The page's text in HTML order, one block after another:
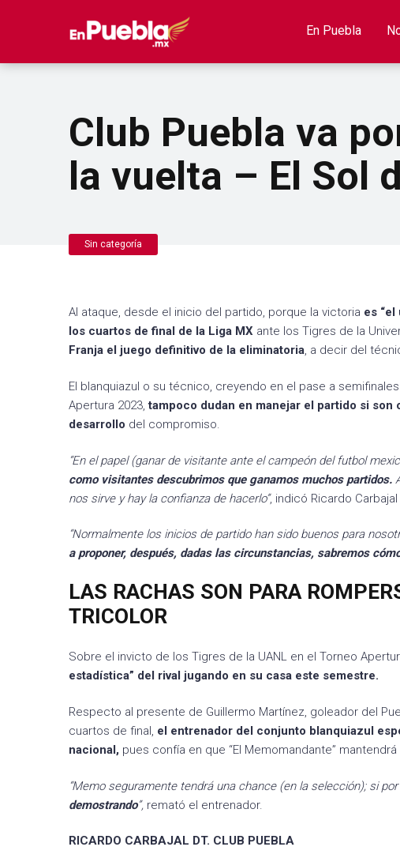
En Puebla
Club Puebla va
la vuelta – El Sol
Sin categoría
Al ataque, desde el inicio del partido, porque la victoria es
los cuartos de final de la Liga MX ante los Tigres de la
Franja el juego definitivo de la eliminatoria, a decir del
El blanquiazul o su técnico, creyendo en el pase a
Apertura 2023, tampoco dudan en manejar el partido si son
desarrollo del compromiso.
“En el papel (ganar de visitante ante el campeón del futbol
como visitantes descubrimos que ganamos muchos partidos.
nos sirve y hay la confianza de hacerlo”, indicó Ricardo
“Normalmente los inicios de partido han sido buenos para
a proponer, después, dadas las circunstancias, sabremos
LAS RACHAS SON PARA
TRICOLOR
Sobre el invicto de los Tigres de la UANL en el Torneo
estadística” del rival jugando en su casa este semestre.
Respecto al presente de Guillermo Martínez, goleador del
cuartos de final, el entrenador del conjunto blanquiazul
nacional, pues confía en que “El Memomandante”
“Memo seguramente tendrá una chance (en la selección); si
demostrando”, remató el entrenador.
RICARDO CARBAJAL DT. CLUB PUEBLA